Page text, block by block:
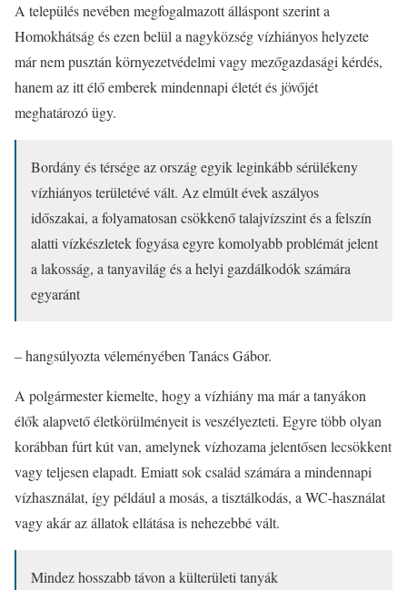
A település nevében megfogalmazott álláspont szerint a
Homokhátság és ezen belül a nagyközség vízhiányos helyzete
már nem pusztán környezetvédelmi vagy mezőgazdasági kérdés,
hanem az itt élő emberek mindennapi életét és jövőjét
meghatározó ügy.
Bordány és térsége az ország egyik leginkább sérülékeny
vízhiányos területévé vált. Az elmúlt évek aszályos
időszakai, a folyamatosan csökkenő talajvízszint és a felszín
alatti vízkészletek fogyása egyre komolyabb problémát jelent
a lakosság, a tanyavilág és a helyi gazdálkodók számára
egyaránt
– hangsúlyozta véleményében Tanács Gábor.
A polgármester kiemelte, hogy a vízhiány ma már a tanyákon
élők alapvető életkörülményeit is veszélyezteti. Egyre több olyan
korábban fúrt kút van, amelynek vízhozama jelentősen lecsökkent
vagy teljesen elapadt. Emiatt sok család számára a mindennapi
vízhasználat, így például a mosás, a tisztálkodás, a WC-használat
vagy akár az állatok ellátása is nehezebbé vált.
Mindez hosszabb távon a külterületi tanyák